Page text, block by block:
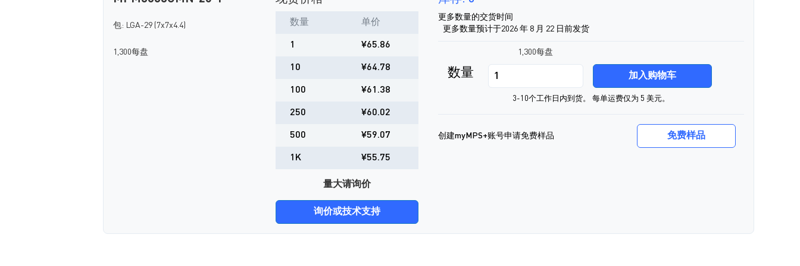
包: LGA-29 (7x7x4.4)
1,300每盘
数量 单价
1 ¥65.86
10 ¥64.78
100 ¥61.38
250 ¥60.02
500 ¥59.07
1K ¥55.75
量大请询价
询价或技术支持
更多数量的交货时间
更多数量预计于2026 年 8 月 22 日前发货
数量
1,300每盘
加入购物车
3-10个工作日内到货。 每单运费仅为 5 美元。
创建myMPS+账号申请免费样品 免费样品